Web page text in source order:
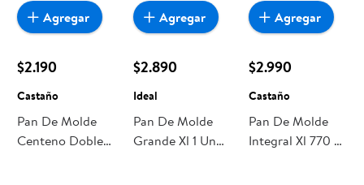
$2.190
Castaño
Pan De Molde
Centeno Doble
Agregar
$2.890
Ideal
Pan De Molde
Grande Xl 1 Un
Agregar
$2.990
Castaño
Pan De Molde
Integral Xl 770 g
Agregar